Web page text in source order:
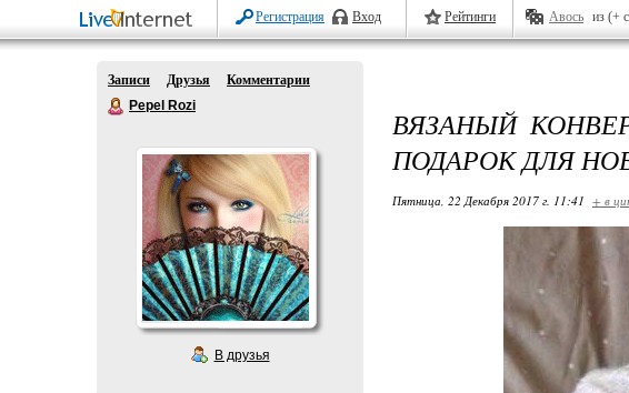
Регистрация Вход Рейтинги Авось из (+
Записи Друзья
Комментарии
Pepel Rozi
В друзья
ВЯЗАНЫЙ
ПОДАРОК ДЛЯ
Пятница, 22 Декабря 2017 г. 11:41 + в